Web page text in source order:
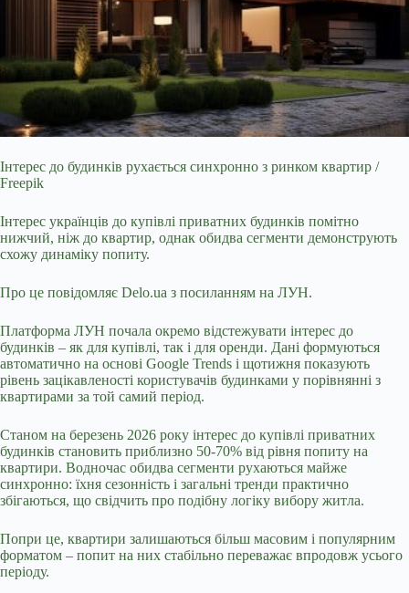
Інтерес до будинків рухається синхронно з ринком квартир /
Freepik
Інтерес українців до купівлі приватних будинків помітно
нижчий, ніж до квартир, однак обидва сегменти демонструють
схожу динаміку попиту.
Про це повідомляє Delo.ua з посиланням на ЛУН.
Платформа ЛУН почала окремо відстежувати інтерес до
будинків – як для купівлі, так і для оренди. Дані формуються
автоматично на основі Google Trends і щотижня показують
рівень зацікавленості користувачів будинками у порівнянні з
квартирами за той самий період.
Станом на березень 2026 року інтерес до купівлі приватних
будинків становить приблизно 50-70% від рівня попиту на
квартири. Водночас обидва сегменти рухаються майже
синхронно: їхня сезонність і загальні тренди практично
збігаються, що свідчить про подібну логіку вибору житла.
Попри це, квартири залишаються більш масовим і популярним
форматом – попит на них стабільно переважає впродовж усього
періоду.